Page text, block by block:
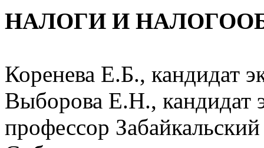
НАЛОГИ И
Коренева Е.Б., кандидат
Выборова Е.Н., кандидат
профессор